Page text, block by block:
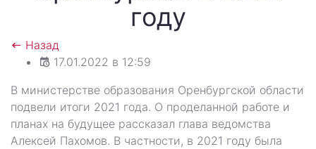
году
Назад
17.01.2022 в 12:59
В министерстве образования Оренбургской области
подвели итоги 2021 года. О проделанной работе и
планах на будущее рассказал глава ведомства
Алексей Пахомов. В частности, в 2021 году была